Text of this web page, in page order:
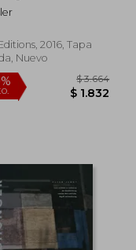
50%
dcto.
2016, Tapa
Nuevo